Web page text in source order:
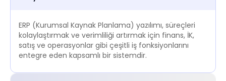
ERP (Kurumsal Kaynak Planlama) yazılımı, süreçleri
kolaylaştırmak ve verimliliği artırmak için finans, İK,
satış ve operasyonlar gibi çeşitli iş fonksiyonlarını
entegre eden kapsamlı bir sistemdir.